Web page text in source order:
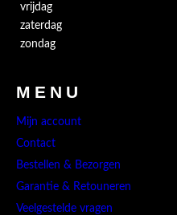
vrijdag
zaterdag
zondag
MENU
Mijn account
Contact
Bestellen & Bezorgen
Garantie & Retouneren
Veelgestelde vragen